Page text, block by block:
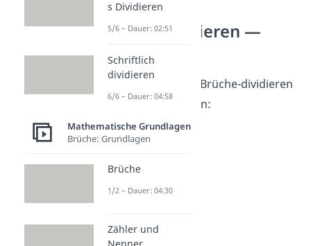
Brüche dividieren —
Übungen
Hier kannst du das Brüche-dividieren
nochmal selbst üben:
s Dividieren
5/6 – Dauer: 02:51
Schriftlich
dividieren
6/6 – Dauer: 04:58
Mathematische Grundlagen
Brüche: Grundlagen
Brüche
1/2 – Dauer: 04:30
Zähler und